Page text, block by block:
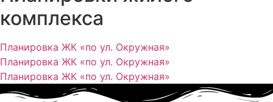
комплекса
Планировка ЖК «по ул. Окружная»
Планировка ЖК «по ул. Окружная»
Планировка ЖК «по ул. Окружная»